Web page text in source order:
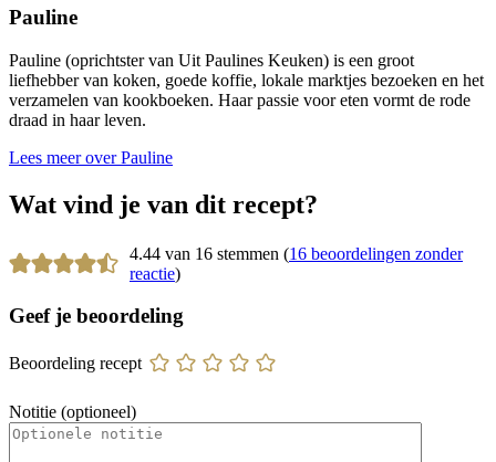
Pauline
Pauline (oprichtster van Uit Paulines Keuken) is een groot
liefhebber van koken, goede koffie, lokale marktjes bezoeken en het
verzamelen van kookboeken. Haar passie voor eten vormt de rode
draad in haar leven.
Lees meer over Pauline
Wat vind je van dit recept?
4.44 van 16 stemmen (16 beoordelingen zonder
reactie)
Geef je beoordeling
Beoordeling recept
Notitie (optioneel)